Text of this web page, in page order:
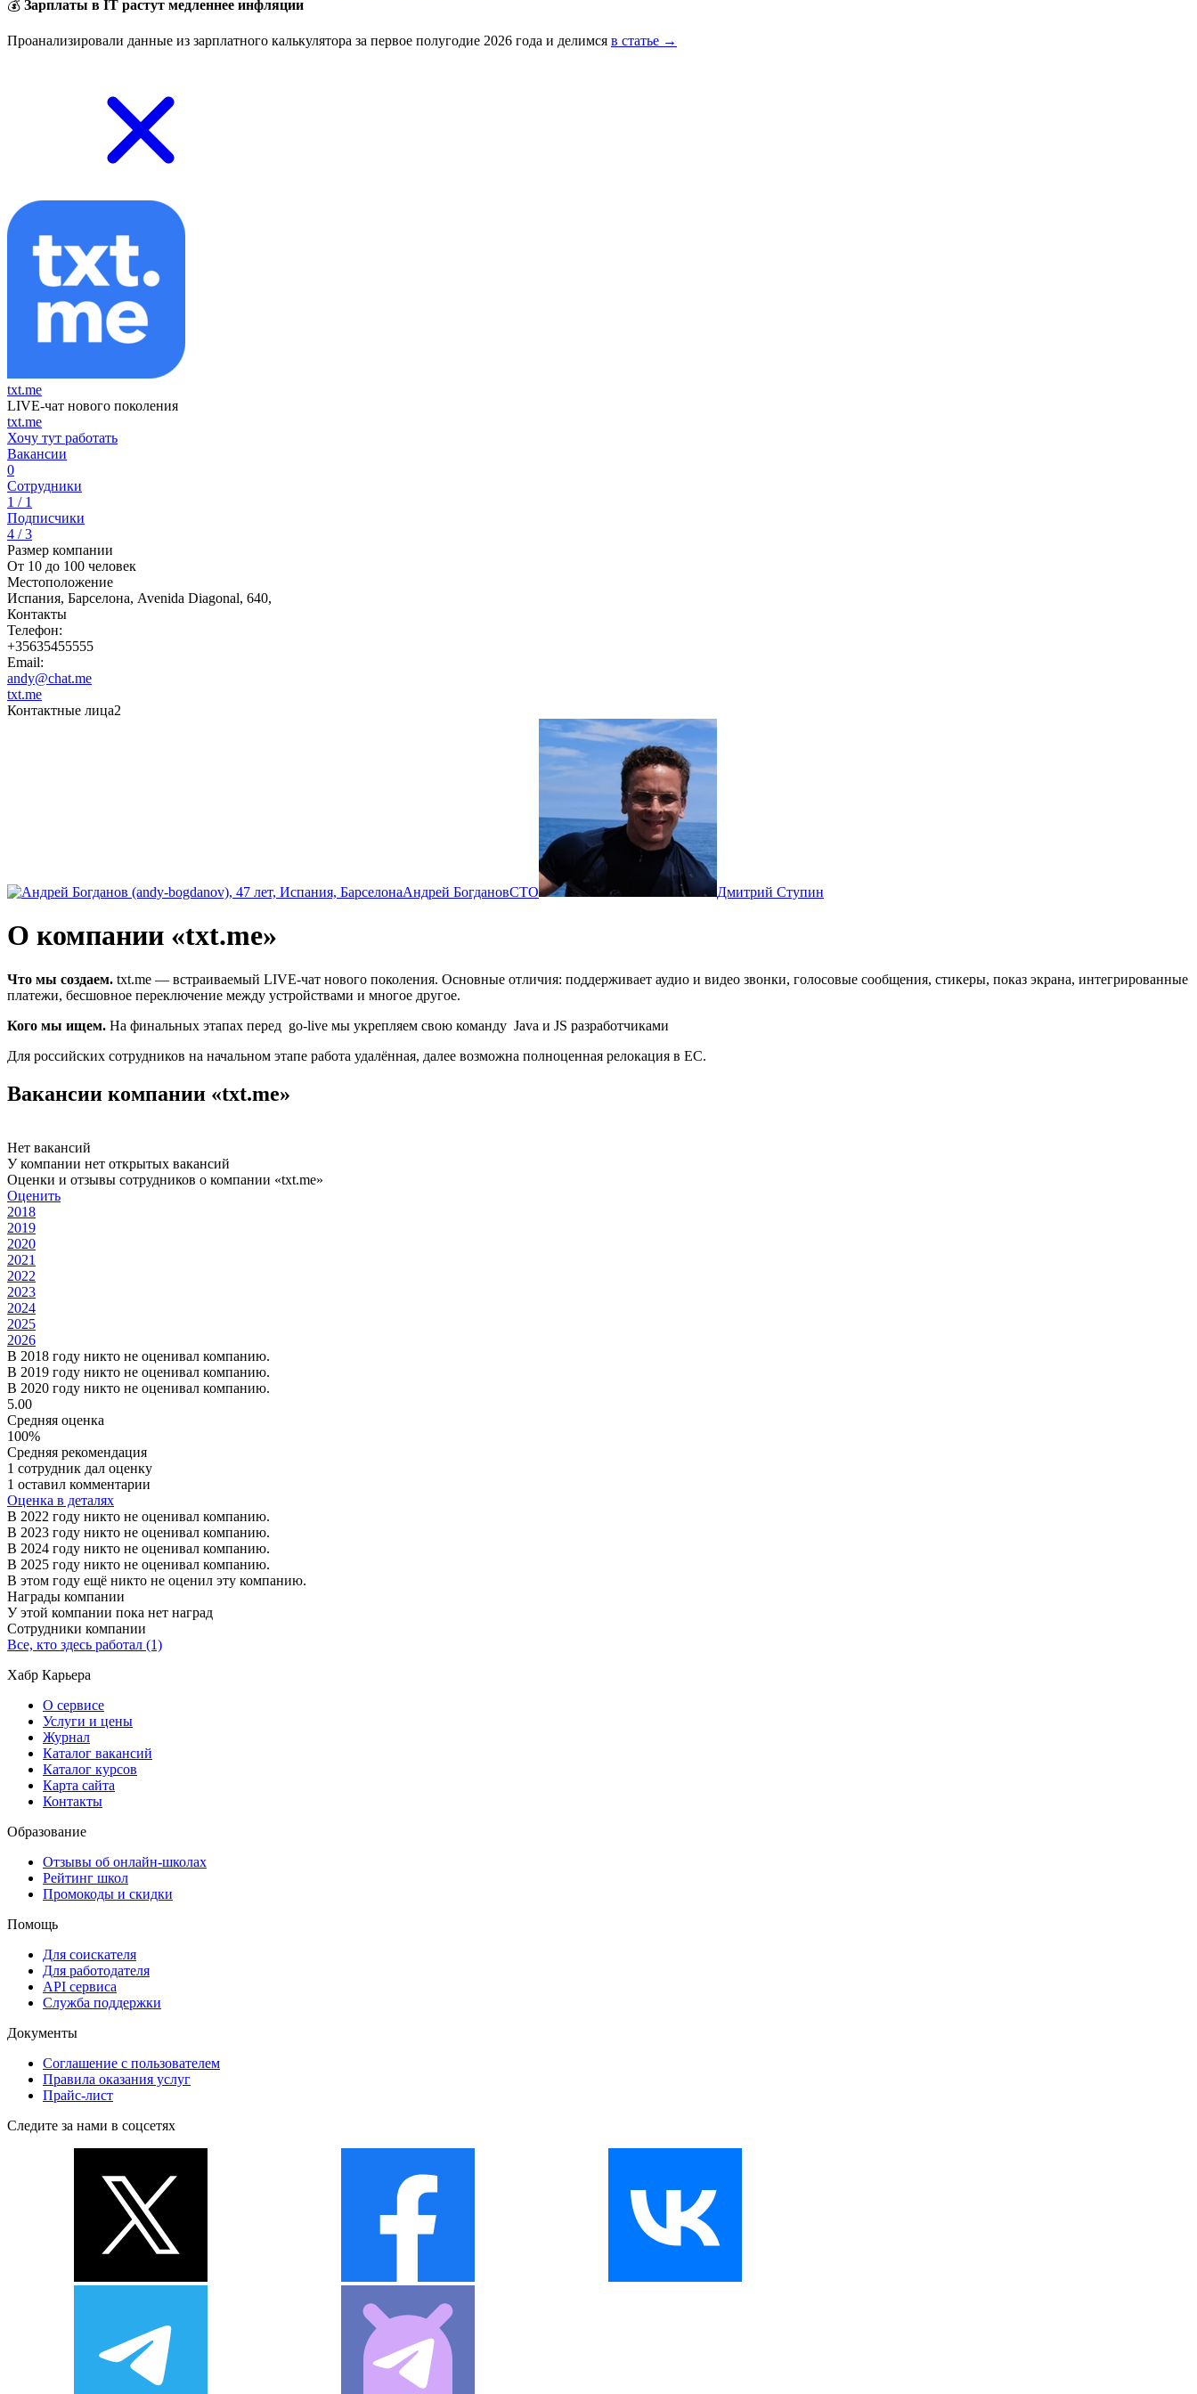
💰 Зарплаты в IT растут медленнее инфляции
Проанализировали данные из зарплатного калькулятора за первое полугодие 2026 года и делимся в статье →
txt.me
LIVE-чат нового поколения
txt.me
Хочу тут работать
Вакансии
0
Сотрудники
1 / 1
Подписчики
4 / 3
Размер компании
От 10 до 100 человек
Местоположение
Испания, Барселона, Avenida Diagonal, 640,
Контакты
Телефон:
+35635455555
Email:
andy@chat.me
txt.me
Контактные лица2
Андрей БогдановCTO Дмитрий Ступин
О компании «txt.me»
Что мы создаем. txt.me — встраиваемый LIVE-чат нового поколения. Основные отличия: поддерживает аудио и видео звонки, голосовые сообщения, стикеры, показ экрана, интегрированные
платежи, бесшовное переключение между устройствами и многое другое.
Кого мы ищем. На финальных этапах перед go-live мы укрепляем свою команду Java и JS разработчиками
Для российских сотрудников на начальном этапе работа удалённая, далее возможна полноценная релокация в ЕС.
Вакансии компании «txt.me»
Нет вакансий
У компании нет открытых вакансий
Оценки и отзывы сотрудников о компании «txt.me»
Оценить
2018
2019
2020
2021
2022
2023
2024
2025
2026
В 2018 году никто не оценивал компанию.
В 2019 году никто не оценивал компанию.
В 2020 году никто не оценивал компанию.
5.00
Средняя оценка
100%
Средняя рекомендация
1 сотрудник дал оценку
1 оставил комментарии
Оценка в деталях
В 2022 году никто не оценивал компанию.
В 2023 году никто не оценивал компанию.
В 2024 году никто не оценивал компанию.
В 2025 году никто не оценивал компанию.
В этом году ещё никто не оценил эту компанию.
Награды компании
У этой компании пока нет наград
Сотрудники компании
Все, кто здесь работал (1)
Хабр Карьера
О сервисе
Услуги и цены
Журнал
Каталог вакансий
Каталог курсов
Карта сайта
Контакты
Образование
Отзывы об онлайн-школах
Рейтинг школ
Промокоды и скидки
Помощь
Для соискателя
Для работодателя
API сервиса
Служба поддержки
Документы
Соглашение с пользователем
Правила оказания услуг
Прайс-лист
Следите за нами в соцсетях